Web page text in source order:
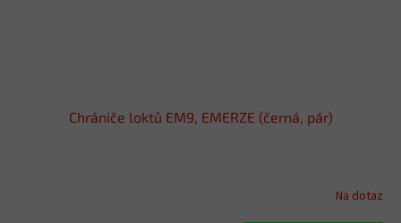
Chrániče loktů EM9, EMERZE (černá, pár)
Na dotaz